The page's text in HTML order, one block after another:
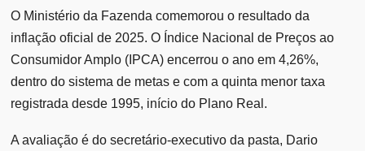
O Ministério da Fazenda comemorou o resultado da
inflação oficial de 2025. O Índice Nacional de Preços ao
Consumidor Amplo (IPCA) encerrou o ano em 4,26%,
dentro do sistema de metas e com a quinta menor taxa
registrada desde 1995, início do Plano Real.
A avaliação é do secretário-executivo da pasta, Dario